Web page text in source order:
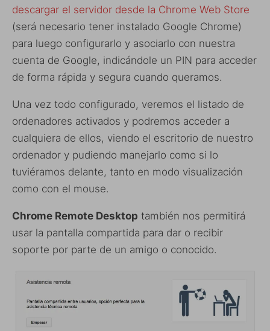
descargar el servidor desde la Chrome Web Store
(será necesario tener instalado Google Chrome)
para luego configurarlo y asociarlo con nuestra
cuenta de Google, indicándole un PIN para acceder
de forma rápida y segura cuando queramos.
Una vez todo configurado, veremos el listado de
ordenadores activados y podremos acceder a
cualquiera de ellos, viendo el escritorio de nuestro
ordenador y pudiendo manejarlo como si lo
tuviéramos delante, tanto en modo visualización
como con el mouse.
Chrome Remote Desktop también nos permitirá
usar la pantalla compartida para dar o recibir
soporte por parte de un amigo o conocido.